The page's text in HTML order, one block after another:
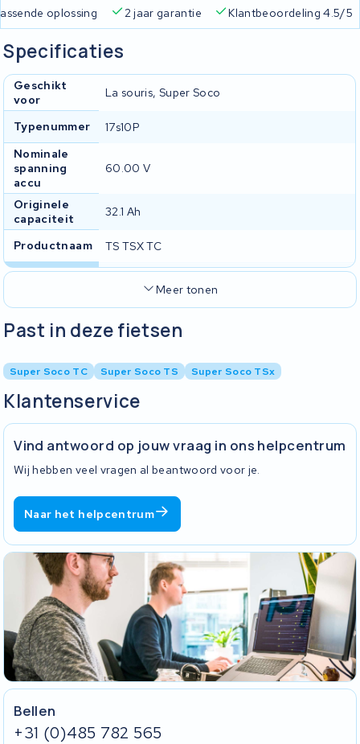
oplossing 2 jaar garantie Klantbeoordeling 4.5/5
Specificaties
Geschikt
voor
La souris, Super Soco
Typenummer
17s10P
Nominale
spanning
accu
60.00 V
Originele
capaciteit
32.1 Ah
Productnaam TS TSX TC
Meer tonen
Past in deze fietsen
Super Soco TC Super Soco TS Super Soco TSx
Klantenservice
Vind antwoord op jouw vraag in ons helpcentrum
Wij hebben veel vragen al beantwoord voor je.
Naar het helpcentrum
Bellen
+31 (0)485 782 565